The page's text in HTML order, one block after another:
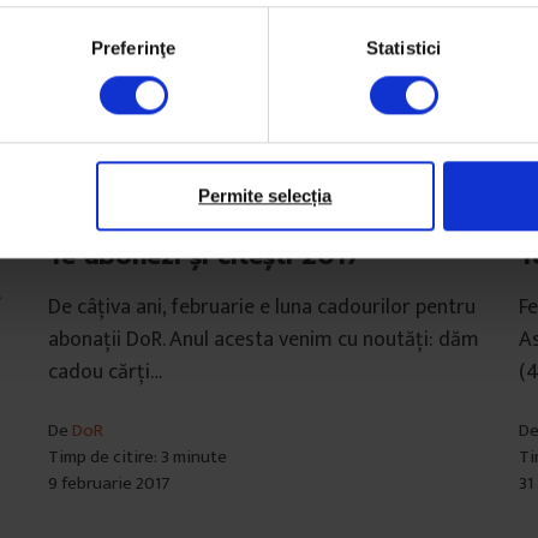
Preferinţe Statistici
Permite selecția
Te abonezi și citești 2017
De câțiva ani, februarie e luna cadourilor pentru
abonații DoR. Anul acesta venim cu noutăți: dăm
cadou cărți…
De DoR
Timp de citire: 3 minute
9 februarie 2017